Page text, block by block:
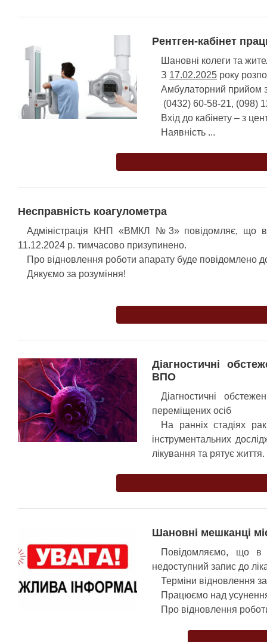
Рентген-кабінет
Шановні колеги та
З 17.02.2025 року
Амбулаторний прийом
(0432) 60-58-21, (098)
Вхід до кабінету – з
Наявність ...
Несправність коагулометра
Адміністрація КНП «ВМКЛ №3» повідомляє, що в
11.12.2024 р. тимчасово призупинено.
Про відновлення роботи апарату буде повідомлено
Дякуємо за розуміння!
Діагностичні
ВПО
Діагностичні
переміщених осіб
На ранніх стадіях
інструментальних
лікування та рятує
Шановні мешканці
Повідомляємо, що в
недоступний запис до
Терміни відновлення
Працюємо над
Про відновлення